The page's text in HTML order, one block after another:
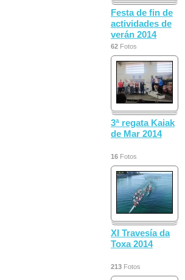
Festa de fin de
actividades de
verán 2014
62 Fotos
3ª regata Kaiak
de Mar 2014
16 Fotos
XI Travesía da
Toxa 2014
213 Fotos